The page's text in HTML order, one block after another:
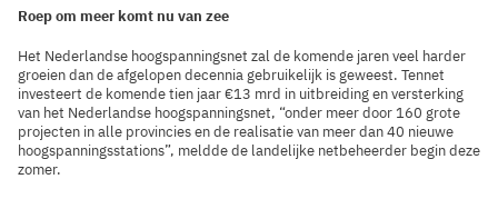
Roep om meer komt nu van zee
Het Nederlandse hoogspanningsnet zal de komende jaren veel harder
groeien dan de afgelopen decennia gebruikelijk is geweest. Tennet
investeert de komende tien jaar €13 mrd in uitbreiding en versterking
van het Nederlandse hoogspanningsnet, “onder meer door 160 grote
projecten in alle provincies en de realisatie van meer dan 40 nieuwe
hoogspanningsstations”, meldde de landelijke netbeheerder begin deze
zomer.